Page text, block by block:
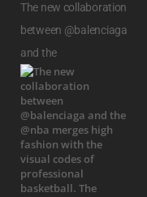
The new collaboration
between @balenciaga
and the